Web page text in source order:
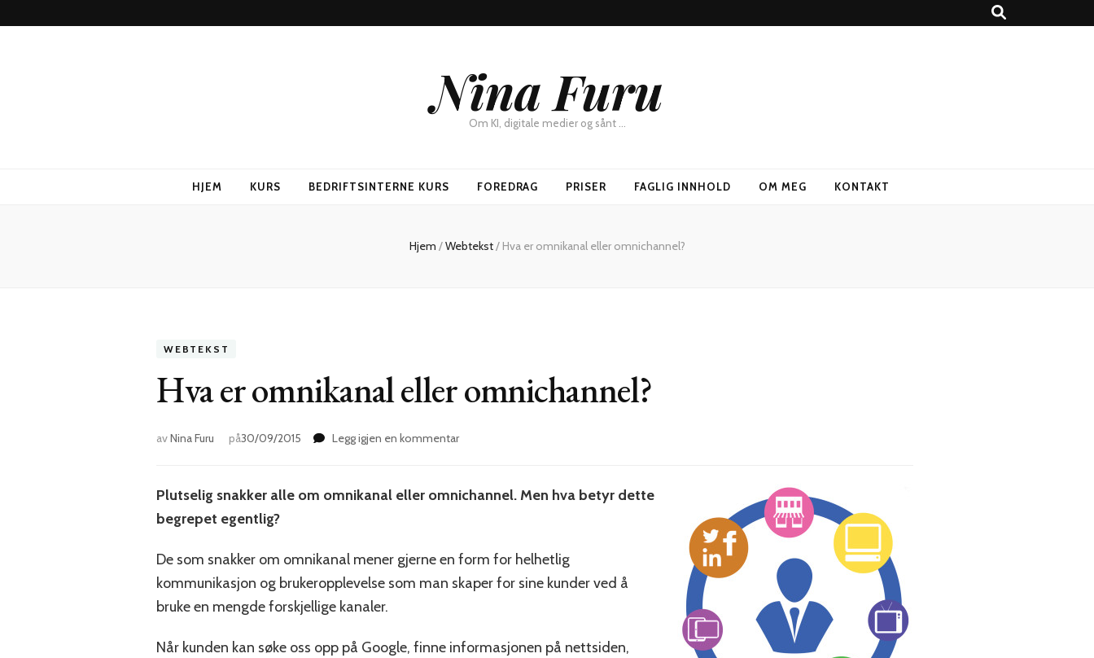
Nina Furu
Om KI, digitale medier og sånt …
HJEM KURS BEDRIFTSINTERNE KURS FOREDRAG PRISER FAGLIG INNHOLD OM MEG KONTAKT
Hjem /Webtekst/ Hva er omnikanal eller omnichannel?
WEBTEKST
Hva er omnikanal eller omnichannel?
avNina Furu på30/09/2015 Legg igjen en kommentartil
omnikanal
Plutselig snakker alle om omnikanal eller omnichannel. Men hva betyr dette
begrepet egentlig?
De som snakker om omnikanal mener gjerne en form for helhetlig
kommunikasjon og brukeropplevelse som man skaper for sine kunder ved å
bruke en mengde forskjellige kanaler.
Når kunden kan søke oss opp på Google, finne informasjonen på nettsiden,